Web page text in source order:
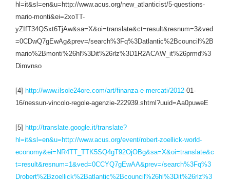
hl=it&sl=en&u=http://www.acus.org/new_atlanticist/5-questions-
mario-monti&ei=2xoTT-
yZIfT34QSxt6TjAw&sa=X&oi=translate&ct=result&resnum=3&ved
=0CDwQ7gEwAg&prev=/search%3Fq%3Datlantic%2Bcouncil%2B
mario%2Bmonti%26hl%3Dit%26rlz%3D1R2ACAW_it%26prmd%3
Dimvnso
[4] http://www.ilsole24ore.com/art/finanza-e-mercati/2012-01-
16/nessun-vincolo-regole-agenzie-222939.shtml?uuid=Aa0puweE
[5] http://translate.google.it/translate?
hl=it&sl=en&u=http://www.acus.org/event/robert-zoellick-world-
economy&ei=NR4TT_TTK5SQ4gT92OjOBg&sa=X&oi=translate&c
t=result&resnum=1&ved=0CCYQ7gEwAA&prev=/search%3Fq%3
Drobert%2Bzoellick%2Batlantic%2Bcouncil%26hl%3Dit%26rlz%3